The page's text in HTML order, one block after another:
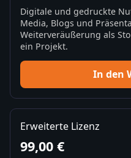
Digitale und gedruckte
Media, Blogs und
Weiterveräußerung als
ein Projekt.
In den
Erweiterte Lizenz
99,00 €